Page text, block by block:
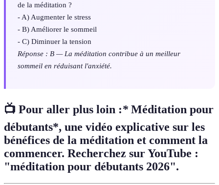
de la méditation ?
- A) Augmenter le stress
- B) Améliorer le sommeil
- C) Diminuer la tension
Réponse : B — La méditation contribue à un meilleur
sommeil en réduisant l'anxiété.
📺 Pour aller plus loin :* Méditation pour
débutants*, une vidéo explicative sur les
bénéfices de la méditation et comment la
commencer. Recherchez sur YouTube :
"méditation pour débutants 2026".